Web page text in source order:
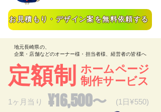
お見積もり・デザイン案を無料依頼する
地元長崎県の、
企業・店舗などのオーナー様・担当者様、経営者の皆様へ
​定額制 ホームページ​
制作サービス
¥16,500〜​
1ヶ月当り (1日¥550)